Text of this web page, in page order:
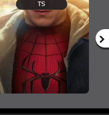
TS